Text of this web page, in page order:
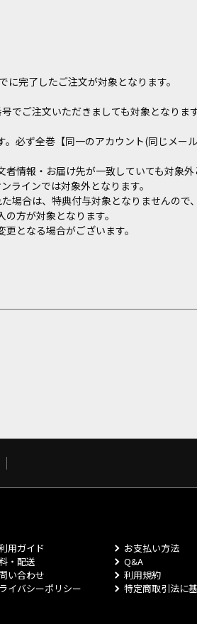
完了したご注文が対象となります。
ご注文いただきましても対象となります
必ず全巻【同一のアカウント(同じメー
情報・お届け先が一致していても対象外
インでは対象外となります。
合は、特典付与対象となりませんので
方が対象となります。
となる場合がございます。
用ガイド
お支払い方法
・配送
Q&A
い合わせ
利用規約
イバシーポリシー
特定商取引法に